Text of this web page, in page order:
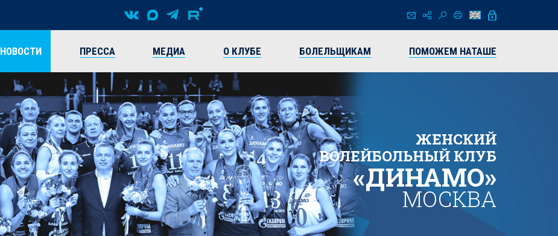
НОВОСТИ ПРЕССА МЕДИА О КЛУБЕ БОЛЕЛЬЩИКАМ ПОМОЖЕМ НАТАШЕ
ЖЕНСКИЙ
ВОЛЕЙБОЛЬНЫЙ КЛУБ
«ДИНАМО»
МОСКВА